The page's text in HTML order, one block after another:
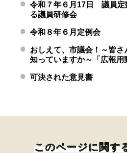
令和７年６月17日 議員定
る議員研修会
令和８年６月定例会
おしえて、市議会！～皆
知っていますか～「広報用
可決された意見書
このページに関す